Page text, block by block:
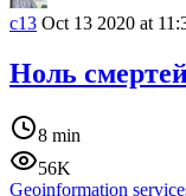
c13 Oct 13 2020 at
Ноль
8 min
56K
Geoinformation